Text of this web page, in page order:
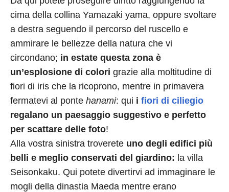
cima della collina Yamazaki yama, oppure svoltare
a destra seguendo il percorso del ruscello e
ammirare le bellezze della natura che vi
circondano; in estate questa zona è
un’esplosione di colori grazie alla moltitudine di
fiori di iris che la ricoprono, mentre in primavera
fermatevi al ponte hanami: qui i fiori di ciliegio
regalano un paesaggio suggestivo e perfetto
per scattare delle foto!
Alla vostra sinistra troverete uno degli edifici più
belli e meglio conservati del giardino: la villa
Seisonkaku. Qui potete divertirvi ad immaginare le
mogli della dinastia Maeda mentre erano